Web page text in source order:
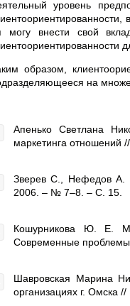
уровень
могу внести свой
образом,
на
Апенько Светлана
маркетинга отношений
Зверев С., Нефедов А.
2006. – № 7–8. – С. 15.
Кошурникова Ю. Е.
Современные
Шавровская Марина
организациях г. Омска